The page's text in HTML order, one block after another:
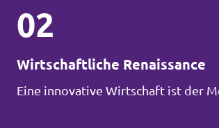
02
Wirtschaftliche Renaissance
Eine innovative Wirtschaft ist der